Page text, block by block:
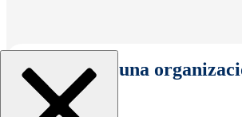
Seleccionar una